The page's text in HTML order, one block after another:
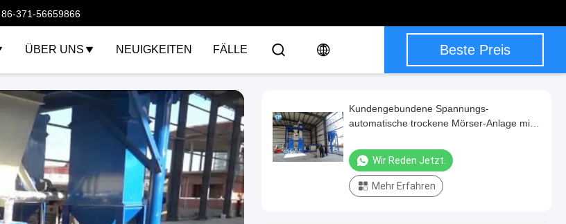
86-371-56659866
ÜBER UNS NEUIGKEITEN FÄLLE Beste Preis
Kundengebundene Spannungs-
automatische trockene Mörser-Anlage mit
Wir Reden Jetzt.
Mehr Erfahren